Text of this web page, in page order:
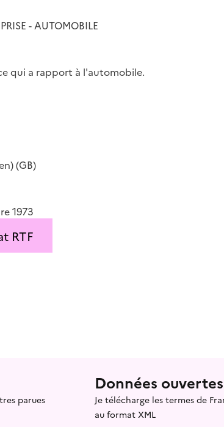
- AUTOMOBILE
qui a rapport à l'automobile.
(GB)
1973
RTF
parues
Données ouvertes
Je télécharge les termes de
au format XML